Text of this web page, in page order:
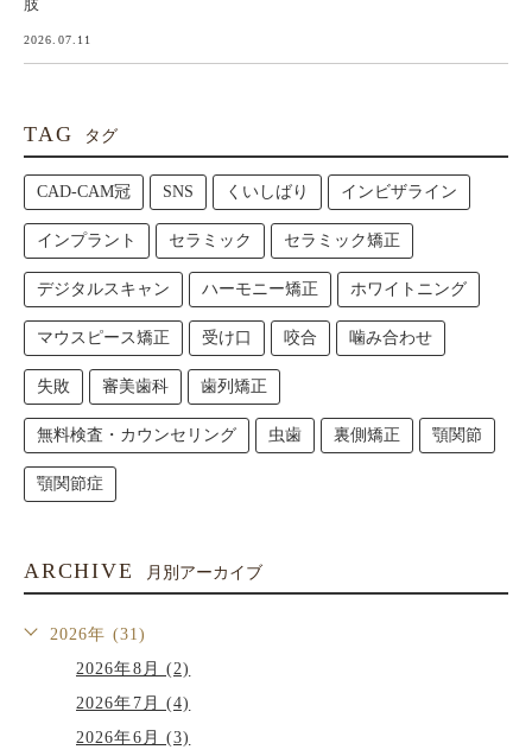
肢
2026.07.11
TAG タグ
CAD-CAM冠 SNS くいしばり インビザライン
インプラント セラミック セラミック矯正
デジタルスキャン ハーモニー矯正 ホワイトニング
マウスピース矯正 受け口 咬合 噛み合わせ
失敗 審美歯科 歯列矯正
無料検査・カウンセリング 虫歯 裏側矯正 顎関節
顎関節症
ARCHIVE 月別アーカイブ
2026年 (31)
2026年8月 (2)
2026年7月 (4)
2026年6月 (3)